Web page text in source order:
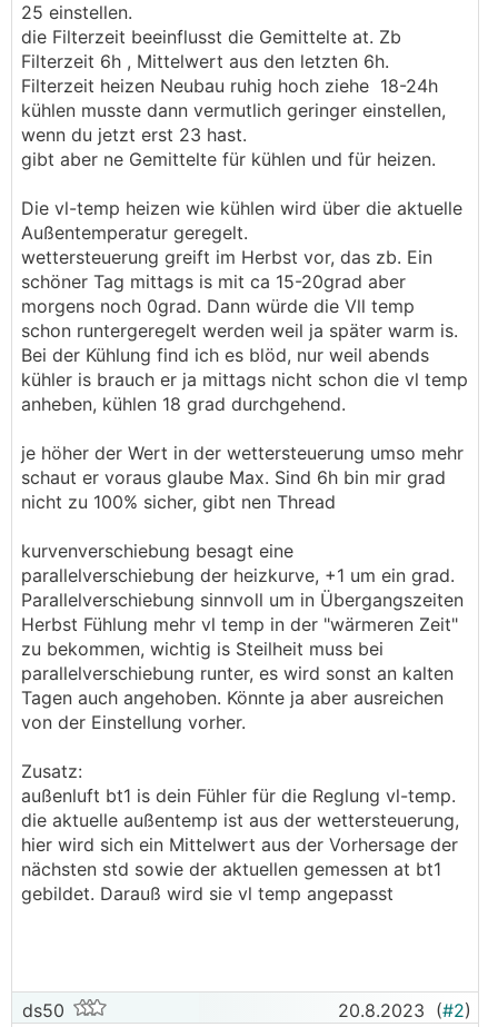
25 einstellen.
die Filterzeit beeinflusst die Gemittelte at. Zb
Filterzeit 6h , Mittelwert aus den letzten 6h.
Filterzeit heizen Neubau ruhig hoch ziehe 18-24h
kühlen musste dann vermutlich geringer einstellen,
wenn du jetzt erst 23 hast.
gibt aber ne Gemittelte für kühlen und für heizen.
Die vl-temp heizen wie kühlen wird über die aktuelle
Außentemperatur geregelt.
wettersteuerung greift im Herbst vor, das zb. Ein
schöner Tag mittags is mit ca 15-20grad aber
morgens noch 0grad. Dann würde die Vll temp
schon runtergeregelt werden weil ja später warm is.
Bei der Kühlung find ich es blöd, nur weil abends
kühler is brauch er ja mittags nicht schon die vl temp
anheben, kühlen 18 grad durchgehend.
je höher der Wert in der wettersteuerung umso mehr
schaut er voraus glaube Max. Sind 6h bin mir grad
nicht zu 100% sicher, gibt nen Thread
kurvenverschiebung besagt eine
parallelverschiebung der heizkurve, +1 um ein grad.
Parallelverschiebung sinnvoll um in Übergangszeiten
Herbst Fühlung mehr vl temp in der "wärmeren Zeit"
zu bekommen, wichtig is Steilheit muss bei
parallelverschiebung runter, es wird sonst an kalten
Tagen auch angehoben. Könnte ja aber ausreichen
von der Einstellung vorher.
Zusatz:
außenluft bt1 is dein Fühler für die Reglung vl-temp.
die aktuelle außentemp ist aus der wettersteuerung,
hier wird sich ein Mittelwert aus der Vorhersage der
nächsten std sowie der aktuellen gemessen at bt1
gebildet. Darauß wird sie vl temp angepasst
ds50 20.8.2023 (#2)